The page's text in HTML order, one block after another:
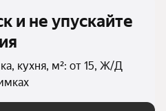
и не упускайте
кухня, м²: от 15, Ж/Д